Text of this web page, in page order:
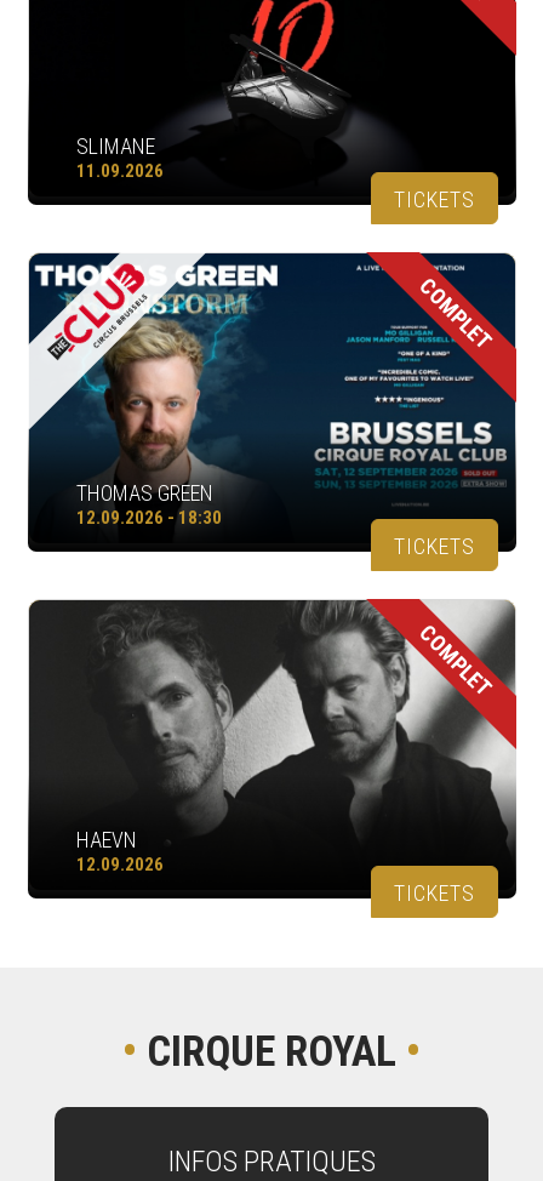
SLIMANE
11.09.2026
TICKETS
COMPLET
THOMAS GREEN
12.09.2026 - 18:30
TICKETS
COMPLET
HAEVN
12.09.2026
TICKETS
• CIRQUE ROYAL •
INFOS PRATIQUES